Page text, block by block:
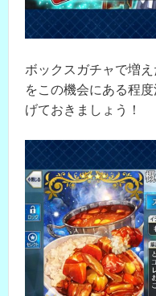
ボックスガチャで増
をこの機会にある程
げておきましょう！